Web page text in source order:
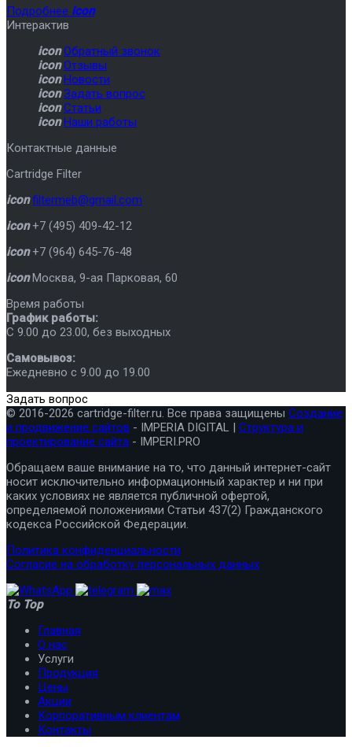
Подробнее icon
Интерактив
icon Обратный звонок
icon Отзывы
icon Новости
icon Задать вопрос
icon Статьи
icon Наши работы
Контактные данные
Cartridge Filter
icon filtermeb@gmail.com
icon +7 (495) 409-42-12
icon +7 (964) 645-76-48
icon Москва, 9-ая Парковая, 60
Время работы
График работы:
C 9.00 до 23.00, без выходных
Самовывоз:
Ежедневно с 9.00 до 19.00
Задать вопрос
© 2016-2026 cartridge-filter.ru. Все права защищены Создание
и продвижение сайтов - IMPERIA DIGITAL | Структура и
проектирование сайта - IMPERI.PRO
Обращаем ваше внимание на то, что данный интернет-сайт
носит исключительно информационный характер и ни при
каких условиях не является публичной офертой,
определяемой положениями Статьи 437(2) Гражданского
кодекса Российской Федерации.
Политика конфиденциальности
Согласие на обработку персональных данных
To Top
Главная
О нас
Услуги
Продукция
Цены
Акции
Корпоративным клиентам
Контакты